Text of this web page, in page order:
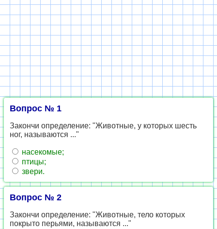
Вопрос № 1
Закончи определение: "Животные, у которых шесть
ног, называются ..."
насекомые;
птицы;
звери.
Вопрос № 2
Закончи определение: "Животные, тело которых
покрыто перьями, называются ..."